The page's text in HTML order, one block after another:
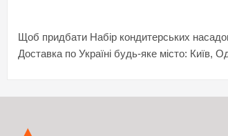
Щоб придбати Набір кондитерських
Доставка по Україні будь-яке місто: Київ,